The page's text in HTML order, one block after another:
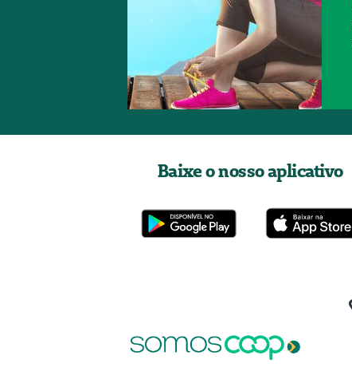
Baixe o nosso aplicativo